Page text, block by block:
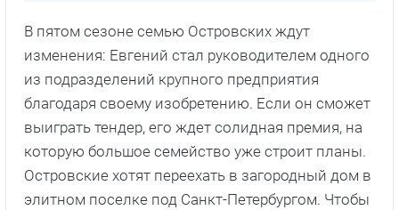
В пятом сезоне семью Островских ждут
изменения: Евгений стал руководителем одного
из подразделений крупного предприятия
благодаря своему изобретению. Если он сможет
выиграть тендер, его ждет солидная премия, на
которую большое семейство уже строит планы.
Островские хотят переехать в загородный дом в
элитном поселке под Санкт-Петербургом. Чтобы